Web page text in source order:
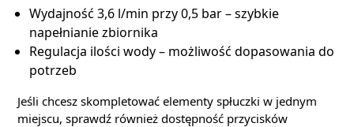
Wydajność 3,6 l/min przy 0,5 bar – szybkie
napełnianie zbiornika
Regulacja ilości wody – możliwość dopasowania do
potrzeb
Jeśli chcesz skompletować elementy spłuczki w jednym
miejscu, sprawdź również dostępność przycisków